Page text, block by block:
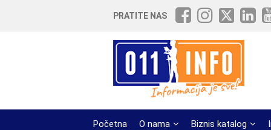
PRATITE NAS
Početna O nama Biznis katalog